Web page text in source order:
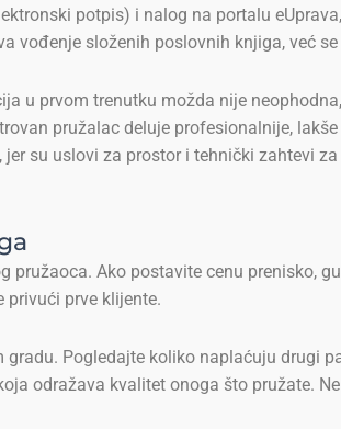
potpis) i nalog na portalu
vođenje složenih poslovnih knjiga, već
u prvom trenutku možda nije
pružalac deluje profesionalnije,
su uslovi za prostor i tehnički zahtevi
pružaoca. Ako postavite cenu prenisko,
privući prve klijente.
Pogledajte koliko naplaćuju drugi
odražava kvalitet onoga što pružate.